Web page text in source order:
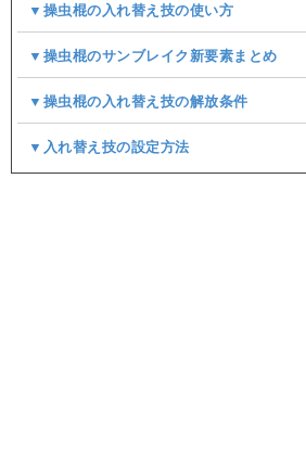
▼操虫棍の入れ替え技の使い方
▼操虫棍のサンブレイク新要素まとめ
▼操虫棍の入れ替え技の解放条件
▼入れ替え技の設定方法